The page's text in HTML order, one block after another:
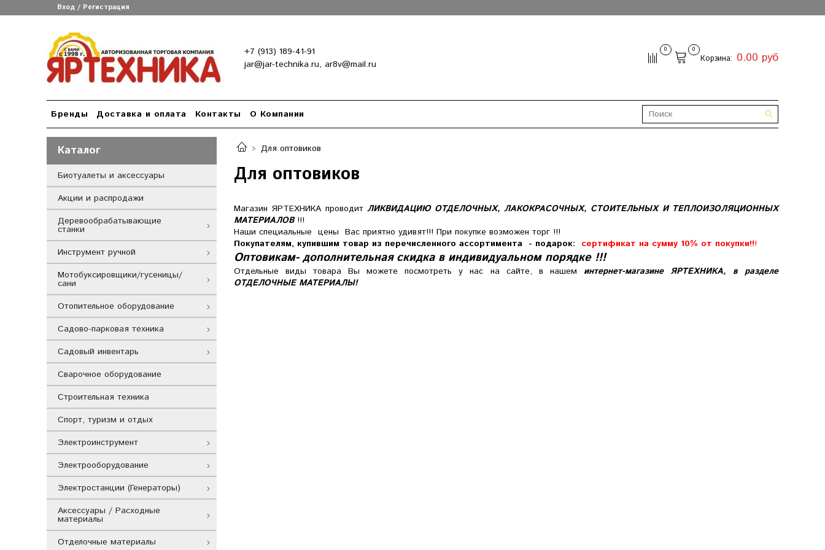
Вход / Регистрация
+7 (913) 189-41-91
jar@jar-technika.ru, ar8v@mail.ru
0 0
Корзина: 0.00 руб
Бренды Доставка и оплата Контакты О Компании
Для оптовиков
Для оптовиков
Магазин ЯРТЕХНИКА проводит ЛИКВИДАЦИЮ ОТДЕЛОЧНЫХ, ЛАКОКРАСОЧНЫХ, СТОИТЕЛЬНЫХ И ТЕПЛОИЗОЛЯЦИОННЫХ
МАТЕРИАЛОВ !!!
Наши специальные цены Вас приятно удивят!!! При покупке возможен торг !!!
Покупателям, купившим товар из перечисленного ассортимента - подарок: сертификат на сумму 10% от покупки!!!
Оптовикам- дополнительная скидка в индивидуальном порядке !!!
Отдельные виды товара Вы можете посмотреть у нас на сайте, в нашем
интернет-магазине ЯРТЕХНИКА, в разделе
ОТДЕЛОЧНЫЕ МАТЕРИАЛЫ!
Каталог
Биотуалеты и аксессуары
Акции и распродажи
Деревообрабатывающие
станки
Инструмент ручной
Мотобуксировщики/гусеницы/
сани
Отопительное оборудование
Садово-парковая техника
Садовый инвентарь
Сварочное оборудование
Строительная техника
Спорт, туризм и отдых
Электроинструмент
Электрооборудование
Электростанции (Генераторы)
Аксессуары / Расходные
материалы
Отделочные материалы